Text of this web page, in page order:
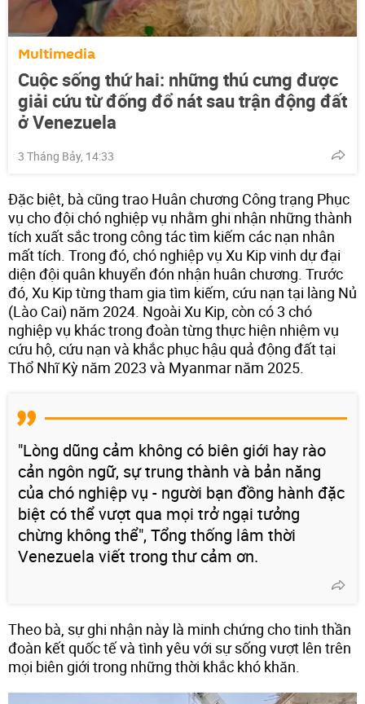
Multimedia
Cuộc sống thứ hai: những thú cưng được
giải cứu từ đống đổ nát sau trận động đất
ở Venezuela
3 Tháng Bảy, 14:33
Đặc biệt, bà cũng trao Huân chương Công trạng Phục
vụ cho đội chó nghiệp vụ nhằm ghi nhận những thành
tích xuất sắc trong công tác tìm kiếm các nạn nhân
mất tích. Trong đó, chó nghiệp vụ Xu Kip vinh dự đại
diện đội quân khuyển đón nhận huân chương. Trước
đó, Xu Kip từng tham gia tìm kiếm, cứu nạn tại làng Nủ
(Lào Cai) năm 2024. Ngoài Xu Kip, còn có 3 chó
nghiệp vụ khác trong đoàn từng thực hiện nhiệm vụ
cứu hộ, cứu nạn và khắc phục hậu quả động đất tại
Thổ Nhĩ Kỳ năm 2023 và Myanmar năm 2025.
"Lòng dũng cảm không có biên giới hay rào
cản ngôn ngữ, sự trung thành và bản năng
của chó nghiệp vụ - người bạn đồng hành đặc
biệt có thể vượt qua mọi trở ngại tưởng
chừng không thể", Tổng thống lâm thời
Venezuela viết trong thư cảm ơn.
Theo bà, sự ghi nhận này là minh chứng cho tinh thần
đoàn kết quốc tế và tình yêu với sự sống vượt lên trên
mọi biên giới trong những thời khắc khó khăn.